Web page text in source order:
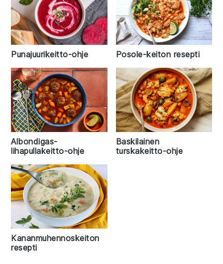
Punajuurikeitto-ohje Posole-keiton resepti
Albondigas-
lihapullakeitto-ohje
Baskilainen
turskakeitto-ohje
Kananmuhennoskeiton
resepti